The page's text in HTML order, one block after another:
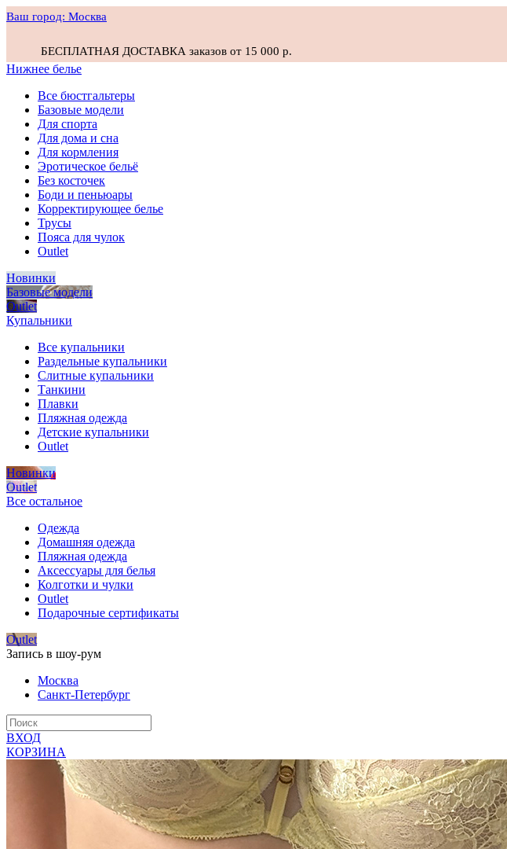
Ваш город: Москва
БЕСПЛАТНАЯ ДОСТАВКА заказов от 15 000 р.
Нижнее белье
Все бюстгальтеры
Базовые модели
Для спорта
Для дома и сна
Для кормления
Эротическое бельё
Без косточек
Боди и пеньюары
Корректирующее белье
Трусы
Пояса для чулок
Outlet
Новинки
Базовые модели
Outlet
Купальники
Все купальники
Раздельные купальники
Слитные купальники
Танкини
Плавки
Пляжная одежда
Детские купальники
Outlet
Новинки
Outlet
Все остальное
Одежда
Домашняя одежда
Пляжная одежда
Аксессуары для белья
Колготки и чулки
Outlet
Подарочные сертификаты
Outlet
Запись в шоу-рум
Москва
Санкт-Петербург
ВХОД
КОРЗИНА